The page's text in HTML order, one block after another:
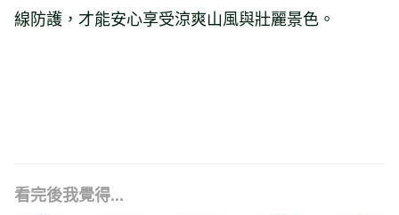
線防護，才能安心享受涼爽山風與壯麗景色。
看完後我覺得...